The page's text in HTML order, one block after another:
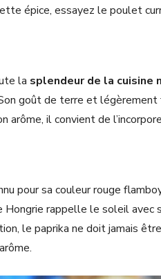
épice, essayez le poulet
la splendeur de la cuisine
goût de terre et
arôme, il convient de
pour sa couleur rouge
Hongrie rappelle le soleil avec
le paprika ne doit jamais